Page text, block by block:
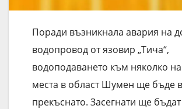
Поради възникнала авария на
водопровод от язовир „Тича“,
водоподаването към няколко
места в област Шумен ще бъде
прекъснато. Засегнати ще